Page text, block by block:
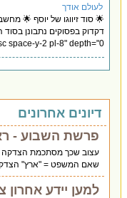
לעולם אודך
🌟 סוד זיווגו של יוסף 🌟
space-y-2 pl-8" depth="0"
דיונים אחרונים
פרשת השבוע -
עצוב שכך מסתכמת הצדקה
שאם המשפט = "ארץ"
למען יידע אחרון